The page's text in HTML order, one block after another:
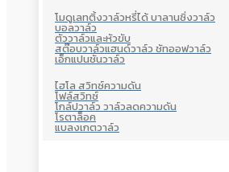
โมดูเลทติ้งวาล์วหรี่ได้ บาลานซิ่งวาล์ว
บอลวาล์ว
ตัววาล์วและหัวขับ
สต๊อบวาล์วแฮนด์วาล์ว ชัทออฟวาล์ว
เอ็กแปนชั่นวาล์ว
ไฮโล สวิทซ์ความดัน
โฟล์สวิทซ์
โกล์ปวาล์ว วาล์วลดความดัน
โรตาล็อค
แบลงเกตวาล์ว